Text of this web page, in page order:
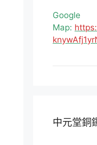
Google
Map:
中元堂銅